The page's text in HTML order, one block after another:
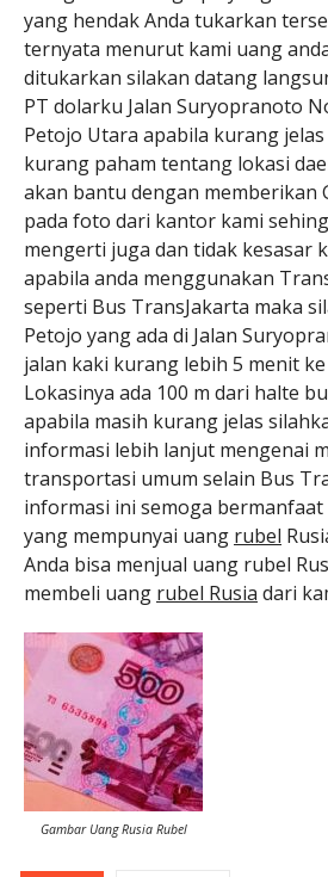
yang hendak Anda tukarkan
ternyata menurut kami uang
ditukarkan silakan datang
PT dolarku Jalan Suryopranoto
Petojo Utara apabila kurang
kurang paham tentang lokasi
akan bantu dengan memberikan
pada foto dari kantor kami
mengerti juga dan tidak kesasar
apabila anda menggunakan
seperti Bus TransJakarta maka
Petojo yang ada di Jalan
jalan kaki kurang lebih 5 menit
Lokasinya ada 100 m dari halte
apabila masih kurang jelas
informasi lebih lanjut mengenai
transportasi umum selain Bus
informasi ini semoga
yang mempunyai uang rubel
Anda bisa menjual uang rubel
membeli uang rubel Rusia dari
Gambar Uang Rusia Rubel